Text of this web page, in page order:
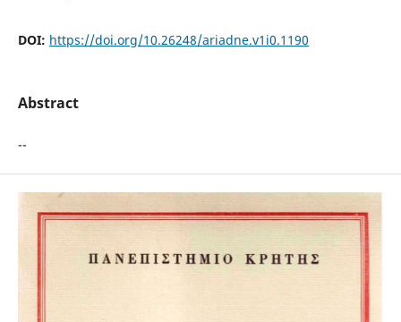
DOI: https://doi.org/10.26248/ariadne.v1i0.1190
Abstract
--